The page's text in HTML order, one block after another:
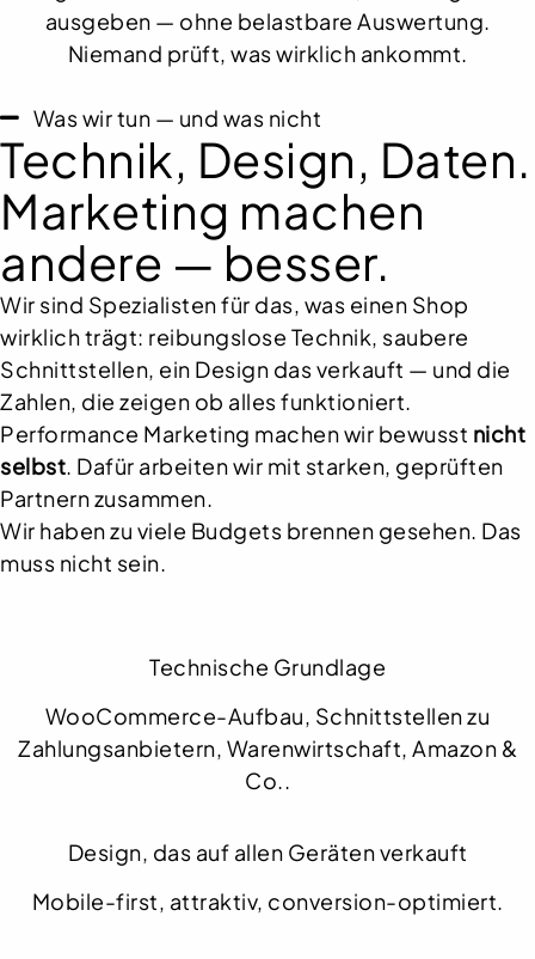
ausgeben — ohne belastbare Auswertung.
Niemand prüft, was wirklich ankommt.
Was wir tun — und was nicht
Technik, Design, Daten.
Marketing machen
andere — besser.
Wir sind Spezialisten für das, was einen Shop
wirklich trägt: reibungslose Technik, saubere
Schnittstellen, ein Design das verkauft — und die
Zahlen, die zeigen ob alles funktioniert.
Performance Marketing machen wir bewusst nicht
selbst. Dafür arbeiten wir mit starken, geprüften
Partnern zusammen.
Wir haben zu viele Budgets brennen gesehen. Das
muss nicht sein.
Technische Grundlage
WooCommerce-Aufbau, Schnittstellen zu
Zahlungsanbietern, Warenwirtschaft, Amazon &
Co..
Design, das auf allen Geräten verkauft
Mobile-first, attraktiv, conversion-optimiert.